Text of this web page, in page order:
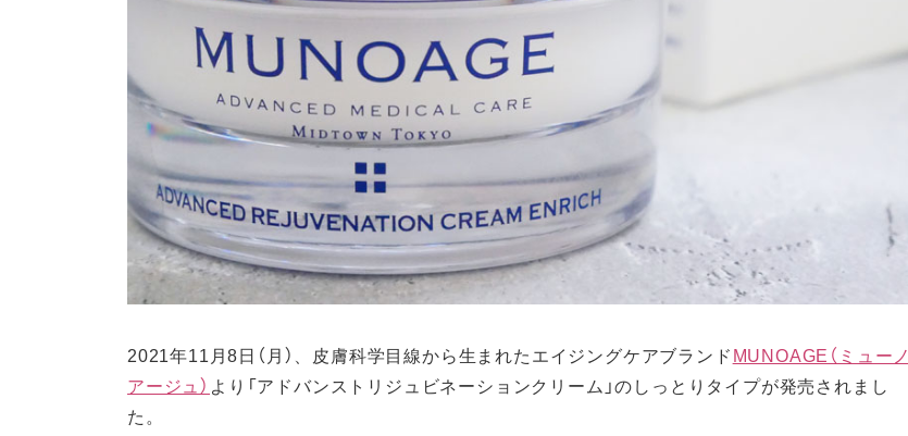
2021年11月8日（月）、皮膚科学目線から生まれたエイジングケアブランドMUNOAGE（ミューノ
アージュ） より「アドバンストリジュビネーションクリーム」のしっとりタイプが発売されまし
た。